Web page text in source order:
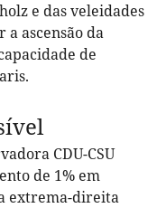
e das veleidades
ascensão da
de
CDU-CSU
de 1% em
extrema-direita